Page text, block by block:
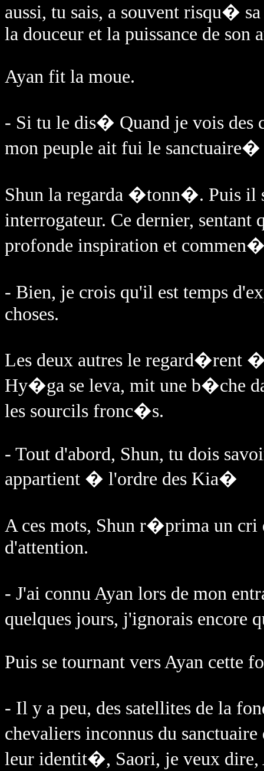
aussi, tu sais, a souvent risqu�
la douceur et la puissance de son
Ayan fit la moue.
- Si tu le dis� Quand je vois des
mon peuple ait fui le sanctuaire�
Shun la regarda �tonn�. Puis il
interrogateur. Ce dernier,
profonde inspiration et
- Bien, je crois qu'il est temps
choses.
Les deux autres le regard�rent
Hy�ga se leva, mit une b�che
les sourcils fronc�s.
- Tout d'abord, Shun, tu dois
appartient � l'ordre des Kia�
A ces mots, Shun r�prima un
d'attention.
- J'ai connu Ayan lors de mon
quelques jours, j'ignorais encore
Puis se tournant vers Ayan cette
- Il y a peu, des satellites de la
chevaliers inconnus du
leur identit�, Saori, je veux